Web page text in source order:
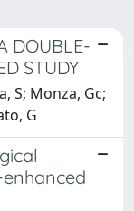
DOUBLE-
STUDY
S; Monza, Gc;
G